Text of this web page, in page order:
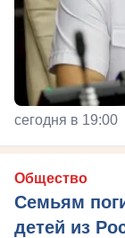
сегодня в 19:00
Общество
Семьям
детей из